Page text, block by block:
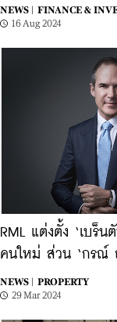
NEWS |
FINANCE &
16 Aug 2024
RML แต่งตั้ง ‘เบร็
คนใหม่ ส่วน ‘กรณ์
NEWS |
PROPERTY
29 Mar 2024